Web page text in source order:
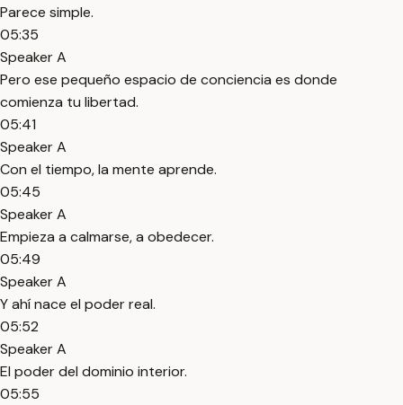
Parece simple.
05:35
Speaker A
Pero ese pequeño espacio de conciencia es donde
comienza tu libertad.
05:41
Speaker A
Con el tiempo, la mente aprende.
05:45
Speaker A
Empieza a calmarse, a obedecer.
05:49
Speaker A
Y ahí nace el poder real.
05:52
Speaker A
El poder del dominio interior.
05:55